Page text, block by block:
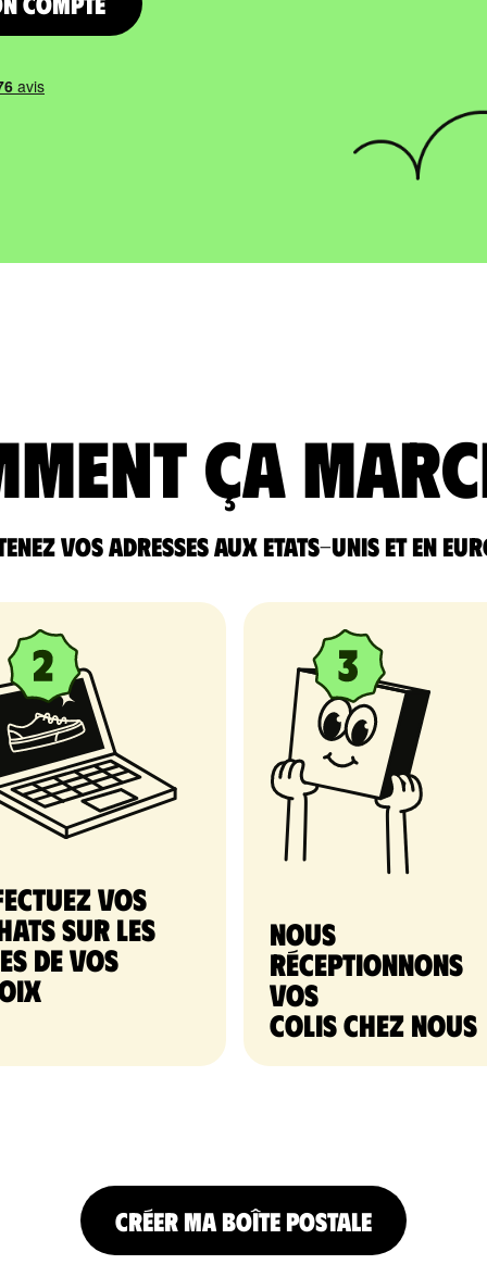
ça
vos adresses aux Etats-Unis et en
vos
sur les
de vos
nous
réceptionnons
vos
colis chez nous
CRÉER MA BOÎTE POSTALE